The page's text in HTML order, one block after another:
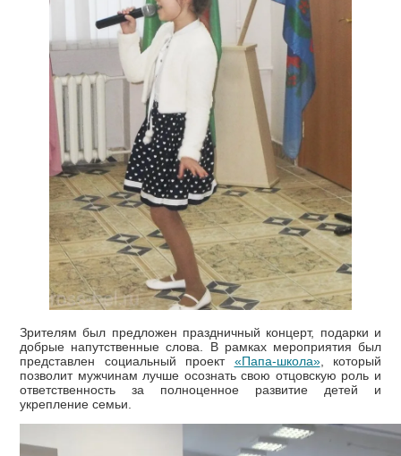
Зрителям был предложен праздничный концерт, подарки и
добрые напутственные слова. В рамках мероприятия был
представлен социальный проект «Папа-школа», который
позволит мужчинам лучше осознать свою отцовскую роль и
ответственность за полноценное развитие детей и
укрепление семьи.